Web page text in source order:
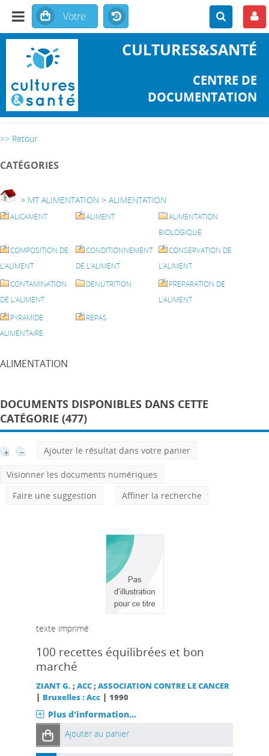
CULTURES&SANTÉ
CENTRE DE
DOCUMENTATION
>> Retour
CATÉGORIES
> MT ALIMENTATION > ALIMENTATION
ALICAMENT ALIMENT
ALIMENTATION
BIOLOGIQUE
COMPOSITION DE
L'ALIMENT
CONDITIONNEMENT
DE L'ALIMENT
CONSERVATION DE
L'ALIMENT
CONTAMINATION
DE L'ALIMENT
DENUTRITION
PREPARATION DE
L'ALIMENT
PYRAMIDE
ALIMENTAIRE
REPAS
ALIMENTATION
DOCUMENTS DISPONIBLES DANS CETTE
CATÉGORIE (477)
Ajouter le résultat dans votre panier
Visionner les documents numériques
Faire une suggestion
Affiner la recherche
texte imprimé
100 recettes équilibrées et bon
marché
ZIANT G.;ACC;ASSOCIATION CONTRE LE CANCER
| Bruxelles : Acc| 1990
Plus d'information...
Ajouter au panier